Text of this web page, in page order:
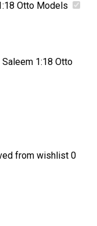
Otto Models
1:18 Otto
from wishlist 0